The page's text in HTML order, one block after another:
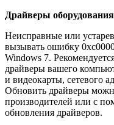
Драйверы
Неисправные или
вызывать ошибку
Windows 7.
драйверы вашего
и видеокарты, сетевого
Обновить драйверы
производителей или с
обновления драйверов.